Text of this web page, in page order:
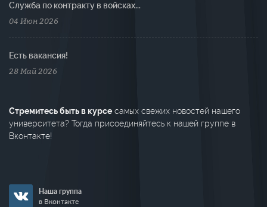
Cлужба по контракту в войсках...
04 Июн 2026
Есть вакансия!
28 Май 2026
Стремитесь быть в курсе самых свежих новостей нашего
университета? Тогда присоединяйтесь к нашей группе в
Вконтакте!
Наша группа
в Вконтакте